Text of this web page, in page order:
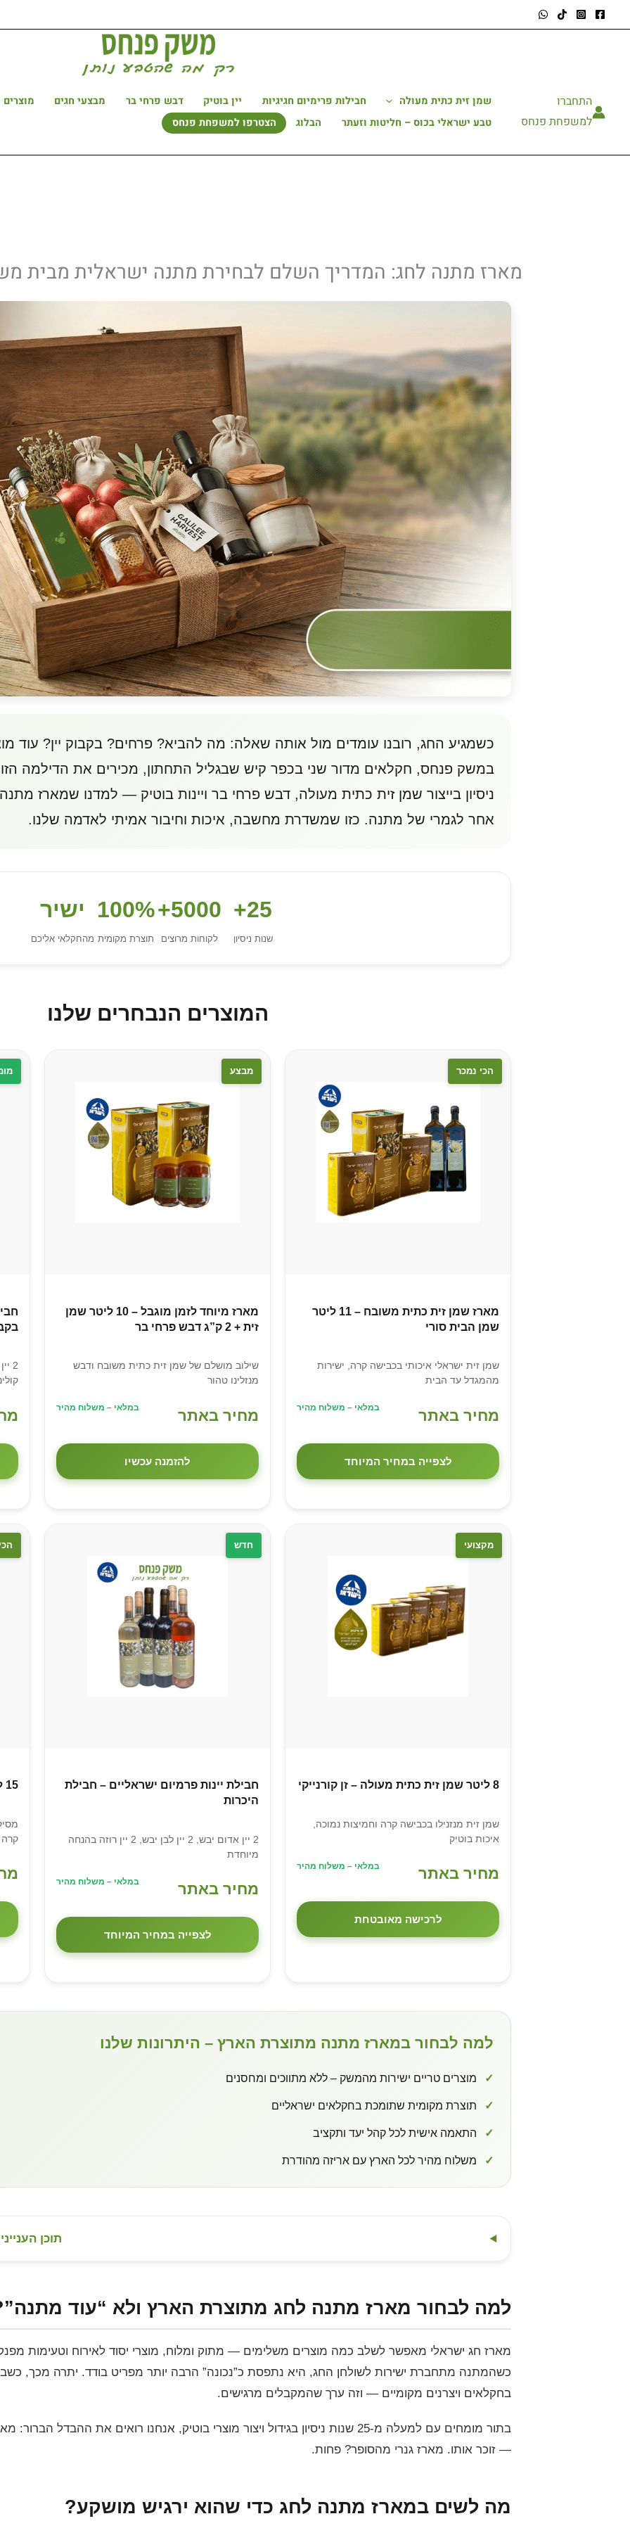
לתוכן
התחברו
למשפחת פנחס
שמן זית כתית מעולה חבילות פרימיום חגיגיות יין בוטיק דבש פרחי בר מבצעי חגים
טבע ישראלי בכוס – חליטות וזעתר
הבלוג הצטרפו למשפחת פנחס
מארז מתנה לחג: המדריך השלם לבחירת מתנה ישראלית מבית
כשמגיע החג, רובנו עומדים מול אותה שאלה: מה להביא? פרחים? בקבוק יין? עוד
ניסיון בייצור שמן זית כתית מעולה, דבש פרחי בר ויינות בוטיק — למדנו שמארז
אחר לגמרי של מתנה. כזו שמשדרת מחשבה, איכות וחיבור אמיתי לאדמה שלנו.
25+
שנות ניסיון
5000+
לקוחות מרוצים
100%
תוצרת מקומית
ישיר
מהחקלאי אליכם
המוצרים הנבחרים שלנו
הכי נמכר
מארז שמן זית כתית משובח – 11 ליטר
שמן הבית סורי
שמן זית ישראלי איכותי בכבישה קרה, ישירות
מהמגדל עד הבית
מחיר באתר במלאי – משלוח מהיר
לצפייה במחיר המיוחד
מבצע
מארז מיוחד לזמן מוגבל – 10 ליטר שמן
זית + 2 ק”ג דבש פרחי בר
שילוב מושלם של שמן זית כתית משובח ודבש
מנזלינו טהור
מחיר באתר במלאי – משלוח מהיר
להזמנה עכשיו
מקצועי
8 ליטר שמן זית כתית מעולה – זן קורנייקי
שמן זית מנזנילו בכבישה קרה וחמיצות נמוכה,
איכות בוטיק
מחיר באתר במלאי – משלוח מהיר
לרכישה מאובטחת
חדש
חבילת יינות פרמיום ישראליים – חבילת
היכרות
2 יין אדום יבש, 2 יין לבן יבש, 2 יין רוזה בהנחה
מיוחדת
מחיר באתר במלאי – משלוח מהיר
לצפייה במחיר המיוחד
15 ליטר שמן זית כתית משובח – זן סורי
קרה
למה לבחור במארז מתנה מתוצרת הארץ – היתרונות שלנו
✓ מוצרים טריים ישירות מהמשק – ללא מתווכים ומחסנים
✓ תוצרת מקומית שתומכת בחקלאים ישראליים
✓ התאמה אישית לכל קהל יעד ותקציב
✓ משלוח מהיר לכל הארץ עם אריזה מהודרת
תוכן
למה לבחור מארז מתנה לחג מתוצרת הארץ ולא “עוד
מארז חג ישראלי מאפשר לשלב כמה מוצרים משלימים — מתוק ומלוח, מוצרי יסוד לאירוח וטעימות
כשהמתנה מתחברת ישירות לשולחן החג, היא נתפסת כ”נכונה” הרבה יותר מפריט בודד. יתרה מכך,
בחקלאים ויצרנים מקומיים — וזה ערך שהמקבלים מרגישים.
בתור מומחים עם למעלה מ-25 שנות ניסיון בגידול ויצור מוצרי בוטיק, אנחנו רואים את
— זוכר אותו. מארז גנרי מהסופר? פחות.
מה לשים במארז מתנה לחג כדי שהוא ירגיש מושקע?